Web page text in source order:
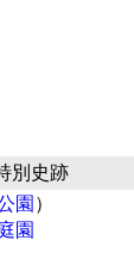
別史跡
園 ）
園